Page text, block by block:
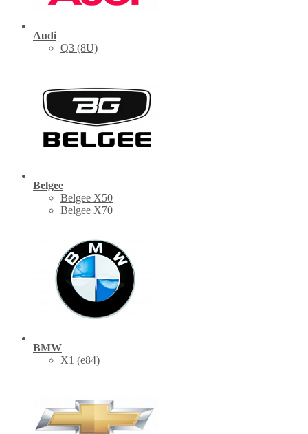
Audi
Q3 (8U)
Belgee
Belgee X50
Belgee X70
BMW
X1 (е84)